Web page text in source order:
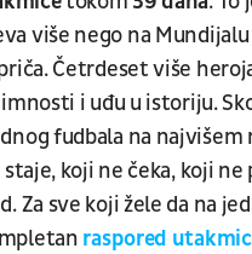
više nego na Mundijalu
Četrdeset više
i uđu u istoriju.
fudbala na najvišem
koji ne čeka, koji ne
Za sve koji žele da na
raspored